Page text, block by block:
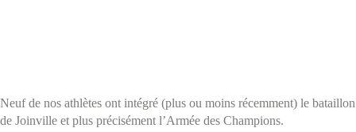
Neuf de nos athlètes ont intégré (plus ou moins récemment) le bataillon
de Joinville et plus précisément l’Armée des Champions.